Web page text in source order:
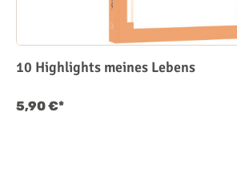
10 Highlights meines Lebens
5,90 €*